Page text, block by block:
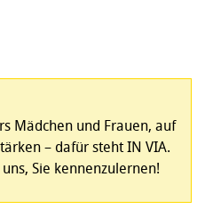
Mädchen und Frauen, auf
– dafür steht IN VIA.
Sie kennenzulernen!